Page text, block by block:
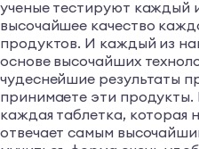
ученые тестируют каждый
высочайшее качество
продуктов. И каждый из
основе высочайших
чудеснейшие результаты
принимаете эти продукты.
каждая таблетка, которая
отвечает самым